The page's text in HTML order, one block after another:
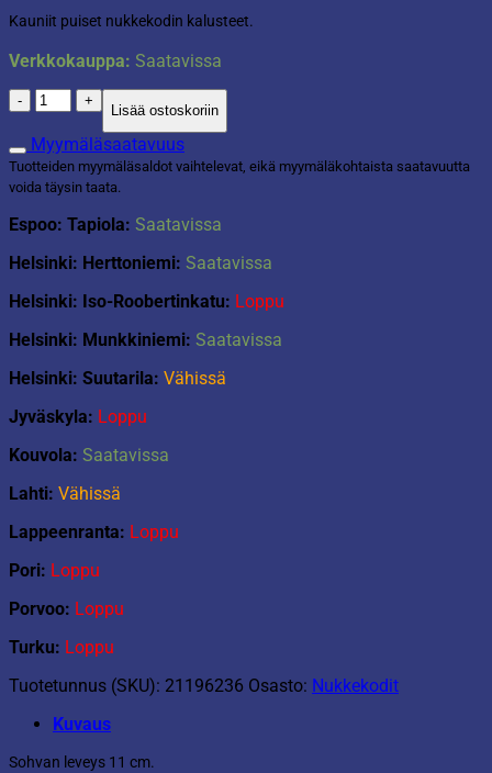
Kauniit puiset nukkekodin kalusteet.
Verkkokauppa: Saatavissa
Nukkekodin
kalusteet
olohuone
määrä
Lisää ostoskoriin
Myymäläsaatavuus
Tuotteiden myymäläsaldot vaihtelevat, eikä myymäläkohtaista saatavuutta
voida täysin taata.
Espoo: Tapiola: Saatavissa
Helsinki: Herttoniemi: Saatavissa
Helsinki: Iso-Roobertinkatu: Loppu
Helsinki: Munkkiniemi: Saatavissa
Helsinki: Suutarila: Vähissä
Jyväskyla: Loppu
Kouvola: Saatavissa
Lahti: Vähissä
Lappeenranta: Loppu
Pori: Loppu
Porvoo: Loppu
Turku: Loppu
Tuotetunnus (SKU): 21196236 Osasto: Nukkekodit
Kuvaus
Sohvan leveys 11 cm.